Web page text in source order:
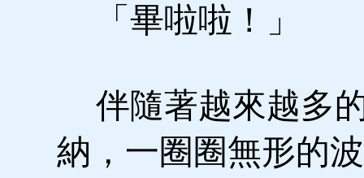
「畢啦啦！」
伴隨著越來越多
納，一圈圈無形的